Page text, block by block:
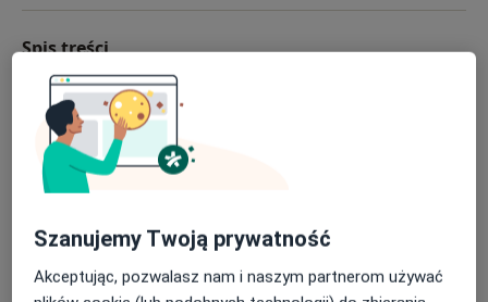
Spis treści
Do czego jest używany rezonans serca?
Jak działa rezonans serca?
Jak długo trwa rezonans serca?
Jak przygotować się do rezonansu serca?
Rezonans serca: polecani specjaliści i kliniki
Szanujemy Twoją prywatność
Akceptując, pozwalasz nam i naszym partnerom używać